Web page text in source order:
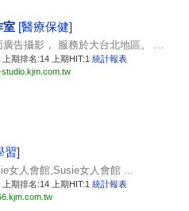
室 [醫療保健]
廣告攝影， 服務於大台北地區。 ...
上期排名:14 上期HIT:1 統計報表
習]
女人會館,Susie女人會館 ...
上期排名:14 上期HIT:1 統計報表